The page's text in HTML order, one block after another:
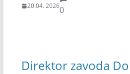
20.04. 20260
Direktor zavoda